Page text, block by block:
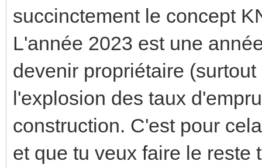
succinctement le concept
L'année 2023 est une
devenir propriétaire
l'explosion des taux
construction. C'est pour
et que tu veux faire le reste